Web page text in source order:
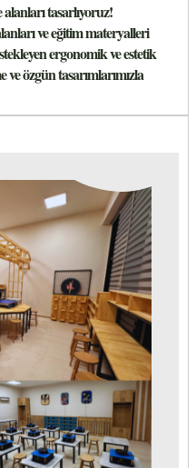
tasarlıyoruz!
ve eğitim materyalleri
ergonomik ve estetik
özgün tasarımlarımızla